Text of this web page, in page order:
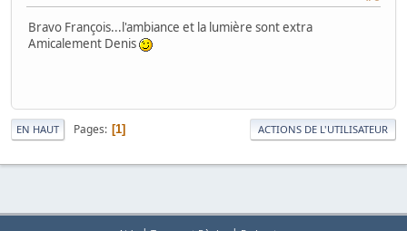
Bravo François...l'ambiance et la lumière sont extra
Amicalement Denis
EN HAUT Pages 1 ACTIONS DE L'UTILISATEUR